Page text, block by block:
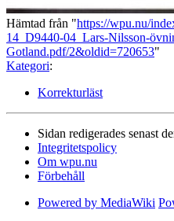
Hämtad från "https://wpu.nu/
14_D9440-04_Lars-Nilsson-
Gotland.pdf/2&oldid=720653"
Kategori:
Korrekturläst
Sidan redigerades senast
Integritetspolicy
Om wpu.nu
Förbehåll
Powered by MediaWiki